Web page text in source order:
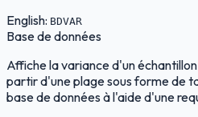
English: BDVAR
Base de données
Affiche la variance d'un
partir d'une plage sous forme de
base de données à l'aide d'une